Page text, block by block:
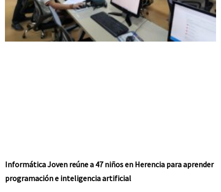
Informática Joven reúne a 47 niños en Herencia para aprender
programación e inteligencia artificial